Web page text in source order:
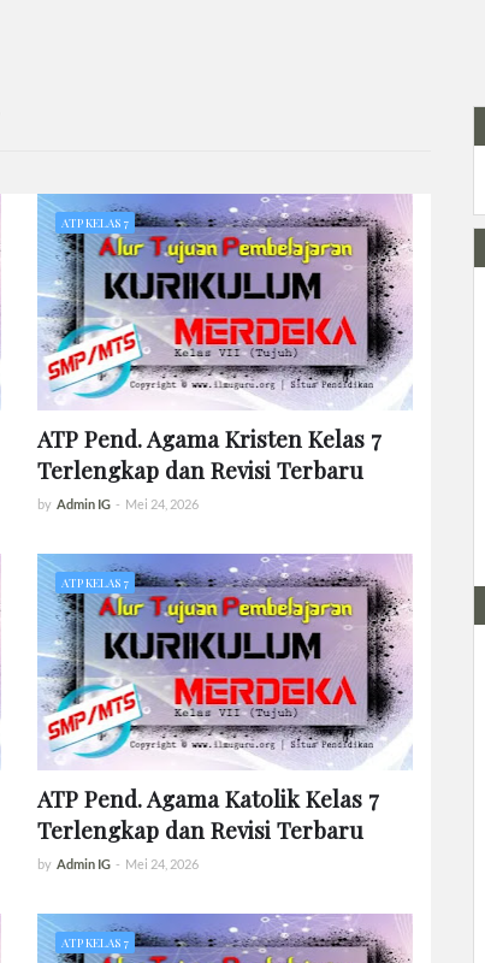
ATP KELAS 7
ATP Pend. Agama Kristen Kelas 7
Terlengkap dan Revisi Terbaru
by Admin IG - Mei 24, 2026
ATP KELAS 7
ATP Pend. Agama Katolik Kelas 7
Terlengkap dan Revisi Terbaru
by Admin IG - Mei 24, 2026
ATP KELAS 7